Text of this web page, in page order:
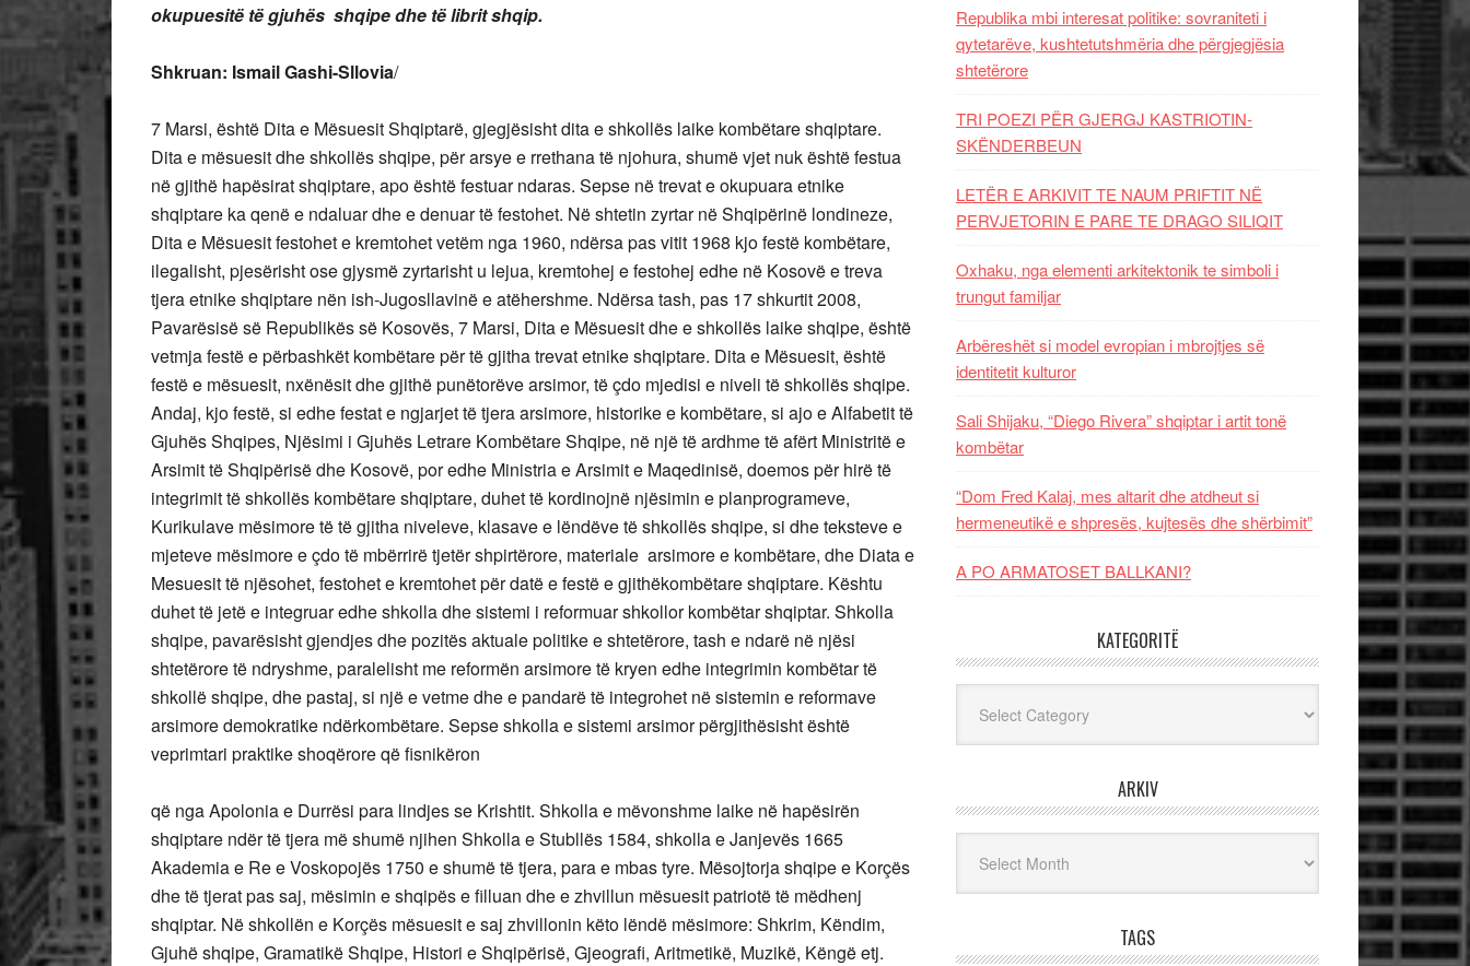
okupuesitë të gjuhës shqipe dhe të librit shqip.
Shkruan: Ismail Gashi-Sllovia/
7 Marsi, është Dita e Mësuesit Shqiptarë, gjegjësisht dita e shkollës laike kombëtare shqiptare.
Dita e mësuesit dhe shkollës shqipe, për arsye e rrethana të njohura, shumë vjet nuk është festua
në gjithë hapësirat shqiptare, apo është festuar ndaras. Sepse në trevat e okupuara etnike
shqiptare ka qenë e ndaluar dhe e denuar të festohet. Në shtetin zyrtar në Shqipërinë londineze,
Dita e Mësuesit festohet e kremtohet vetëm nga 1960, ndërsa pas vitit 1968 kjo festë kombëtare,
ilegalisht, pjesërisht ose gjysmë zyrtarisht u lejua, kremtohej e festohej edhe në Kosovë e treva
tjera etnike shqiptare nën ish-Jugosllavinë e atëhershme. Ndërsa tash, pas 17 shkurtit 2008,
Pavarësisë së Republikës së Kosovës, 7 Marsi, Dita e Mësuesit dhe e shkollës laike shqipe, është
vetmja festë e përbashkët kombëtare për të gjitha trevat etnike shqiptare. Dita e Mësuesit, është
festë e mësuesit, nxënësit dhe gjithë punëtorëve arsimor, të çdo mjedisi e niveli të shkollës shqipe.
Andaj, kjo festë, si edhe festat e ngjarjet të tjera arsimore, historike e kombëtare, si ajo e Alfabetit të
Gjuhës Shqipes, Njësimi i Gjuhës Letrare Kombëtare Shqipe, në një të ardhme të afërt Ministritë e
Arsimit të Shqipërisë dhe Kosovë, por edhe Ministria e Arsimit e Maqedinisë, doemos për hirë të
integrimit të shkollës kombëtare shqiptare, duhet të kordinojnë njësimin e planprogrameve,
Kurikulave mësimore të të gjitha niveleve, klasave e lëndëve të shkollës shqipe, si dhe teksteve e
mjeteve mësimore e çdo të mbërrirë tjetër shpirtërore, materiale arsimore e kombëtare, dhe Diata e
Mesuesit të njësohet, festohet e kremtohet për datë e festë e gjithëkombëtare shqiptare. Kështu
duhet të jetë e integruar edhe shkolla dhe sistemi i reformuar shkollor kombëtar shqiptar. Shkolla
shqipe, pavarësisht gjendjes dhe pozitës aktuale politike e shtetërore, tash e ndarë në njësi
shtetërore të ndryshme, paralelisht me reformën arsimore të kryen edhe integrimin kombëtar të
shkollë shqipe, dhe pastaj, si një e vetme dhe e pandarë të integrohet në sistemin e reformave
arsimore demokratike ndërkombëtare. Sepse shkolla e sistemi arsimor përgjithësisht është
veprimtari praktike shoqërore që fisnikëron
që nga Apolonia e Durrësi para lindjes se Krishtit. Shkolla e mëvonshme laike në hapësirën
shqiptare ndër të tjera më shumë njihen Shkolla e Stubllës 1584, shkolla e Janjevës 1665
Akademia e Re e Voskopojës 1750 e shumë të tjera, para e mbas tyre. Mësojtorja shqipe e Korçës
dhe të tjerat pas saj, mësimin e shqipës e filluan dhe e zhvillun mësuesit patriotë të mëdhenj
shqiptar. Në shkollën e Korçës mësuesit e saj zhvillonin këto lëndë mësimore: Shkrim, Këndim,
Gjuhë shqipe, Gramatikë Shqipe, Histori e Shqipërisë, Gjeografi, Aritmetikë, Muzikë, Këngë etj.
Republika mbi interesat politike: sovraniteti i
qytetarëve, kushtetutshmëria dhe përgjegjësia
shtetërore
TRI POEZI PËR GJERGJ KASTRIOTIN-
SKËNDERBEUN
LETËR E ARKIVIT TE NAUM PRIFTIT NË
PERVJETORIN E PARE TE DRAGO SILIQIT
Oxhaku, nga elementi arkitektonik te simboli i
trungut familjar
Arbëreshët si model evropian i mbrojtjes së
identitetit kulturor
Sali Shijaku, “Diego Rivera” shqiptar i artit tonë
kombëtar
“Dom Fred Kalaj, mes altarit dhe atdheut si
hermeneutikë e shpresës, kujtesës dhe shërbimit”
A PO ARMATOSET BALLKANI?
KATEGORITË
ARKIV
TAGS